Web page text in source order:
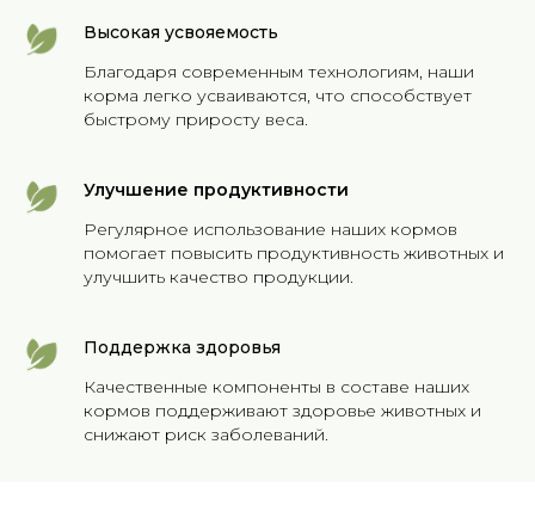
Высокая усвояемость
Благодаря современным технологиям, наши
корма легко усваиваются, что способствует
быстрому приросту веса.
Улучшение продуктивности
Регулярное использование наших кормов
помогает повысить продуктивность животных и
улучшить качество продукции.
Поддержка здоровья
Качественные компоненты в составе наших
кормов поддерживают здоровье животных и
снижают риск заболеваний.